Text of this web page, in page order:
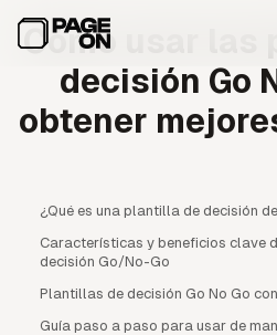
Cómo usar las
decisión Go
obtener
¿Qué es una plantilla de decisión
Características y beneficios clave
decisión Go/No-Go
Plantillas de decisión Go No Go
Guía paso a paso para usar de